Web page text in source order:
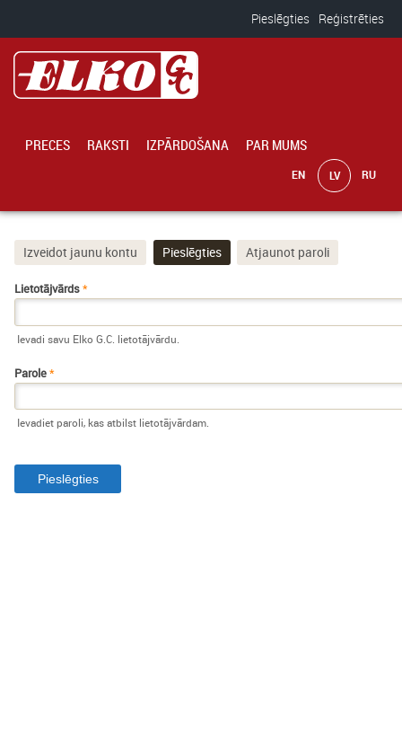
Pieslēgties Reģistrēties
PRECES RAKSTI IZPĀRDOŠANA PAR MUMS
Primārās cilnes
Izveidot jaunu kontu Pieslēgties(aktīvā cilne)
Atjaunot paroli
Lietotājvārds*
Ievadi savu Elko G.C. lietotājvārdu.
Parole*
Ievadiet paroli, kas atbilst lietotājvārdam.